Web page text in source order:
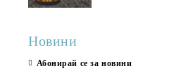
Новини
Абонирай се за новини